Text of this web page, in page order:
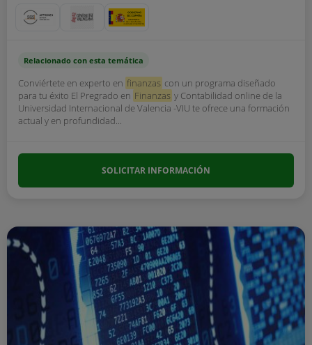
Relacionado con esta temática
Conviértete en experto en finanzas con un programa diseñado
para tu éxito El Pregrado en Finanzas y Contabilidad online de la
Universidad Internacional de Valencia -VIU te ofrece una formación
actual y en profundidad...
SOLICITAR INFORMACIÓN